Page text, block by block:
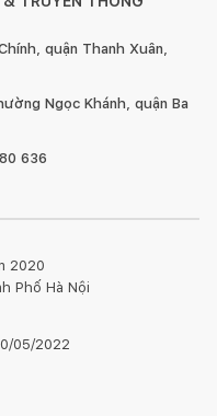
quận Thanh Xuân,
Ngọc Khánh, quận Ba
636
2020
Phố Hà Nội
05/2022